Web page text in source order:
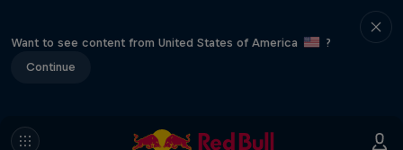
Want to see content from United States of America
?
Continue